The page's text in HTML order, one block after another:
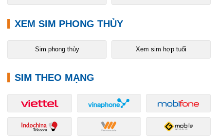
XEM SIM PHONG THỦY
Sim phong thủy Xem sim hợp tuổi
SIM THEO MẠNG